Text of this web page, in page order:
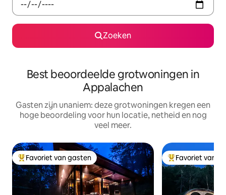
Zoeken
Best beoordeelde grotwoningen in
Appalachen
Gasten zijn unaniem: deze grotwoningen kregen een
hoge beoordeling voor hun locatie, netheid en nog
veel meer.
Topfavoriet van gasten
Favoriet van gasten Topfavoriet van
Favoriet van